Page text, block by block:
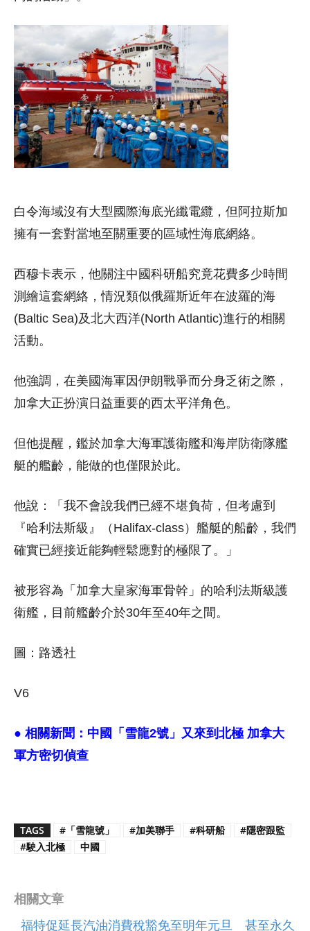
白令海域沒有大型國際海底光纖電纜，但阿拉斯加
擁有一套對當地至關重要的區域性海底網絡。
西穆卡表示，他關注中國科研船究竟花費多少時間
測繪這套網絡，情況類似俄羅斯近年在波羅的海
(Baltic Sea)及北大西洋(North Atlantic)進行的相關
活動。
他強調，在美國海軍因伊朗戰爭而分身乏術之際，
加拿大正扮演日益重要的西太平洋角色。
但他提醒，鑑於加拿大海軍護衛艦和海岸防衛隊艦
艇的艦齡，能做的也僅限於此。
他說：「我不會說我們已經不堪負荷，但考慮到
『哈利法斯級』（Halifax-class）艦艇的船齡，我們
確實已經接近能夠輕鬆應對的極限了。」
被形容為「加拿大皇家海軍骨幹」的哈利法斯級護
衛艦，目前艦齡介於30年至40年之間。
圖：路透社
V6
● 相關新聞： 中國「雪龍2號」又來到北極 加拿大
軍方密切偵查
TAGS #「雪龍號」 #加美聯手 #科研船
#隱密跟監
#駛入北極
中國
相關文章
福特促延長汽油消費稅豁免至明年元旦 甚至永久